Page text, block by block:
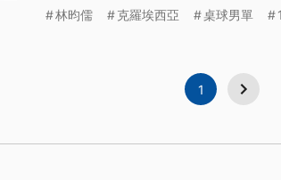
林昀儒 克羅埃西亞 桌球男單
1